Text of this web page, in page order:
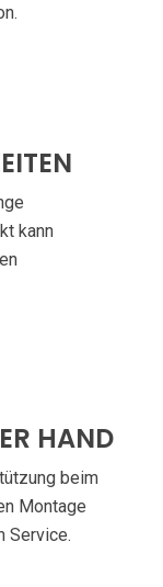
kann
HAND
beim
Montage
Service.